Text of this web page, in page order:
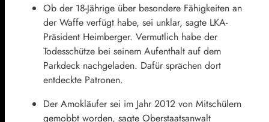
Ob der 18-Jährige über besondere Fähigkeiten an
der Waffe verfügt habe, sei unklar, sagte LKA-
Präsident Heimberger. Vermutlich habe der
Todesschütze bei seinem Aufenthalt auf dem
Parkdeck nachgeladen. Dafür sprächen dort
entdeckte Patronen.
Der Amokläufer sei im Jahr 2012 von Mitschülern
gemobbt worden, sagte Oberstaatsanwalt